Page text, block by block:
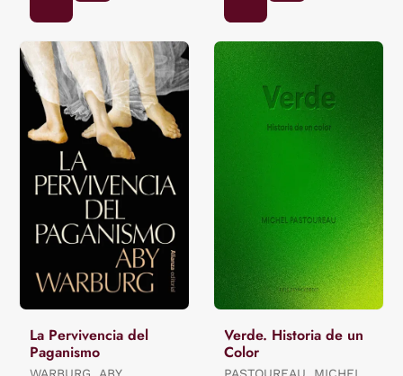
La Pervivencia del
Paganismo
Verde. Historia de un
Color